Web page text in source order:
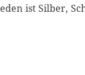
ist Silber,